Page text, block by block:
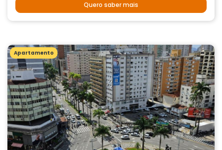
Quero saber mais
Apartamento